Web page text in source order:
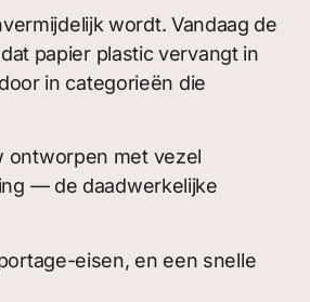
wordt. Vandaag de
papier plastic vervangt in
in categorieën die
ontworpen met vezel
— de daadwerkelijke
eisen, en een snelle